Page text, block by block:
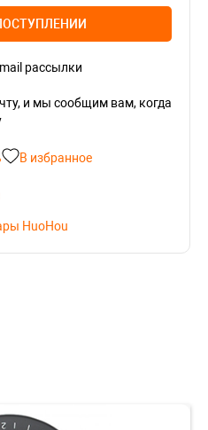
рассылки
и мы сообщим вам, когда
В избранное
HuoHou